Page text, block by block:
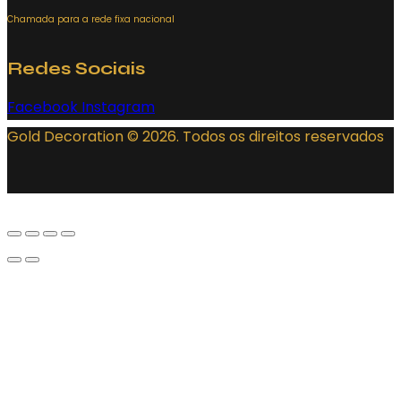
Chamada para a rede fixa nacional
Redes Sociais
Facebook Instagram
Gold Decoration© 2026. Todos os direitos reservados